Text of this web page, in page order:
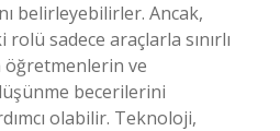
belirleyebilirler. Ancak,
sadece araçlarla sınırlı
öğretmenlerin ve
becerilerini
olabilir. Teknoloji,